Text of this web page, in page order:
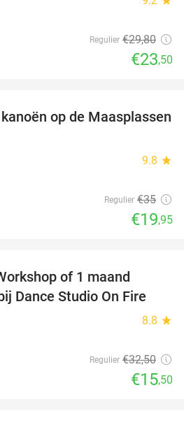
Regulier €29,80
€23,50
43%
op de Maasplassen
9.8 star
Regulier €35
€19,95
of 1 maand
Dance Studio On Fire
8.8 star
Regulier €32,50
€15,50